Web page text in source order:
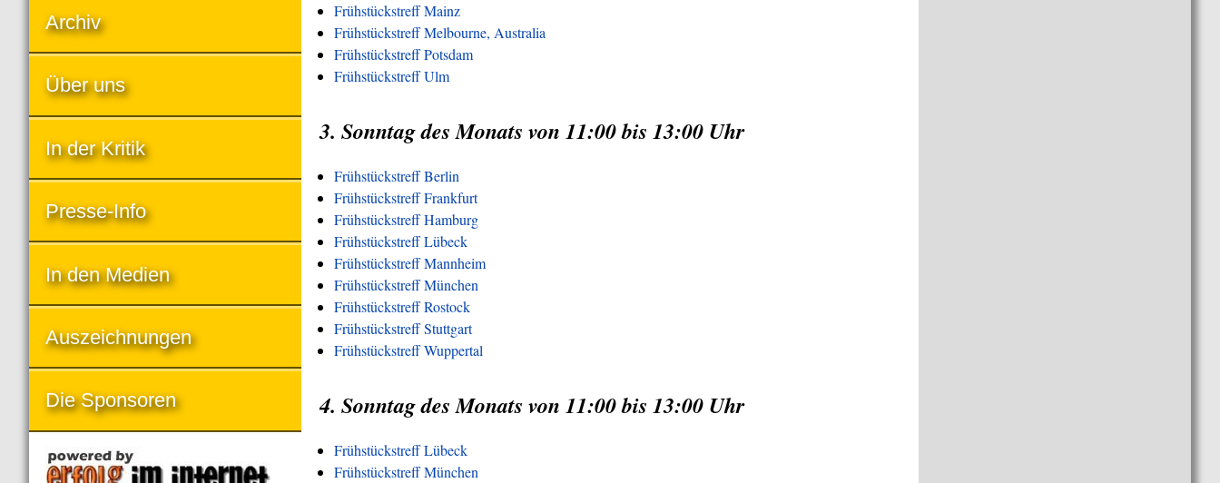
Frühstückstreff Mainz
Frühstückstreff Melbourne, Australia
Frühstückstreff Potsdam
Frühstückstreff Ulm
3. Sonntag des Monats von 11:00 bis 13:00 Uhr
Frühstückstreff Berlin
Frühstückstreff Frankfurt
Frühstückstreff Hamburg
Frühstückstreff Lübeck
Frühstückstreff Mannheim
Frühstückstreff München
Frühstückstreff Rostock
Frühstückstreff Stuttgart
Frühstückstreff Wuppertal
4. Sonntag des Monats von 11:00 bis 13:00 Uhr
Frühstückstreff Lübeck
Frühstückstreff München
Archiv
Über uns
In der Kritik
Presse-Info
In den Medien
Auszeichnungen
Die Sponsoren